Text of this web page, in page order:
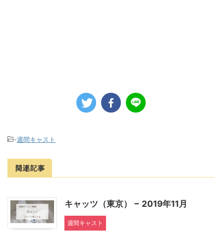
-週間キャスト
関連記事
キャッツ（東京） − 2019年11月
週間キャスト